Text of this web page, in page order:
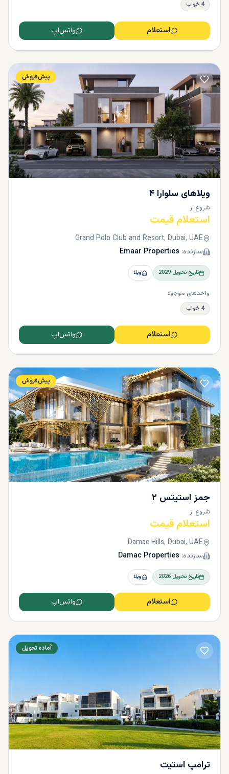
4 خواب
استعلام واتس‌اپ
پیش‌فروش
ویلاهای سلوارا ۴
شروع از
استعلام قیمت
Grand Polo Club and Resort, Dubai, UAE
سازنده: Emaar Properties
تاریخ تحویل2029 ویلا
واحدهای موجود
4 خواب
استعلام واتس‌اپ
پیش‌فروش
جمز استیتس ۲
شروع از
استعلام قیمت
Damac Hills, Dubai, UAE
سازنده: Damac Properties
تاریخ تحویل2026 ویلا
استعلام واتس‌اپ
آماده تحویل
ترامپ استیت